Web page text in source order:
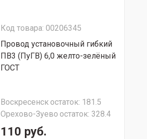
Код товара: 00206345
Провод установочный гибкий
ПВ3 (ПуГВ) 6,0 желто-зелёный
ГОСТ
Воскресенскостаток: 181.5
Орехово-Зуево остаток: 328.4
110 руб.